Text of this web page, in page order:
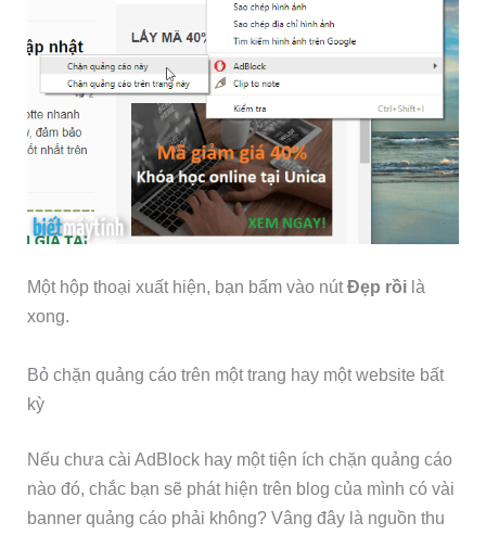
Một hộp thoại xuất hiện, bạn bấm vào nútĐẹp rồi là
xong.
Bỏ chặn quảng cáo trên một trang hay một website bất
kỳ
Nếu chưa cài AdBlock hay một tiện ích chặn quảng cáo
nào đó, chắc bạn sẽ phát hiện trên blog của mình có vài
banner quảng cáo phải không? Vâng đây là nguồn thu